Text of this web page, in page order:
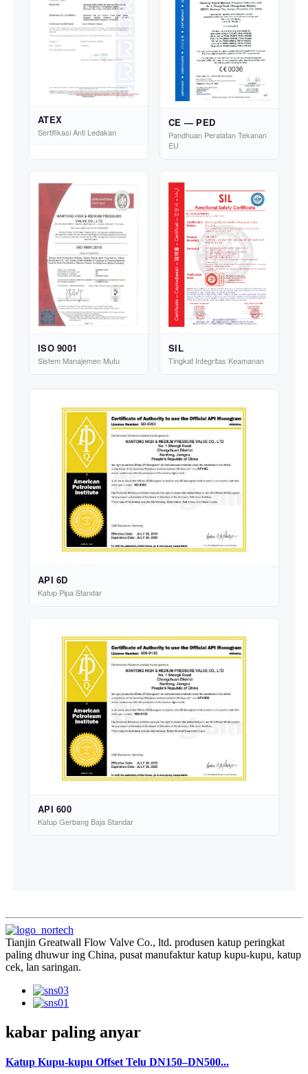
ATEX
Sertifikasi Anti Ledakan
CE — PED
Pandhuan Peralatan Tekanan
EU
ISO 9001
Sistem Manajemen Mutu
SIL
Tingkat Integritas Keamanan
API 6D
Katup Pipa Standar
API 600
Katup Gerbang Baja Standar
Tianjin Greatwall Flow Valve Co., ltd. produsen katup peringkat
paling dhuwur ing China, pusat manufaktur katup kupu-kupu, katup
cek, lan saringan.
kabar paling anyar
Katup Kupu-kupu Offset Telu DN150–DN500...